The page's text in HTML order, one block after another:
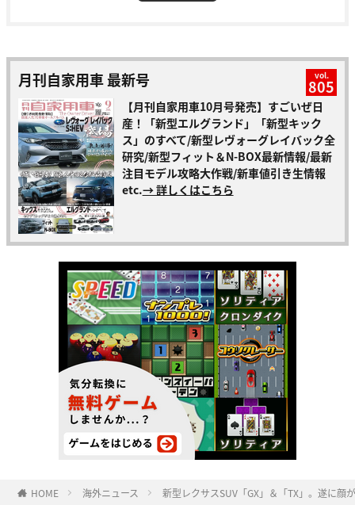
月刊自家用車 最新号 vol.
805
【月刊自家用車10月号発売】すごいぜ日
産！「新型エルグランド」「新型キック
ス」のすべて/新型レヴォーグレイバック全
研究/新型フィット＆N-BOX最新情報/最新
注目モデル攻略大作戦/新車値引き生情報
etc.→ 詳しくはこちら
HOME 海外ニュース 新型レクサスSUV「GX」＆「TX」。遂に